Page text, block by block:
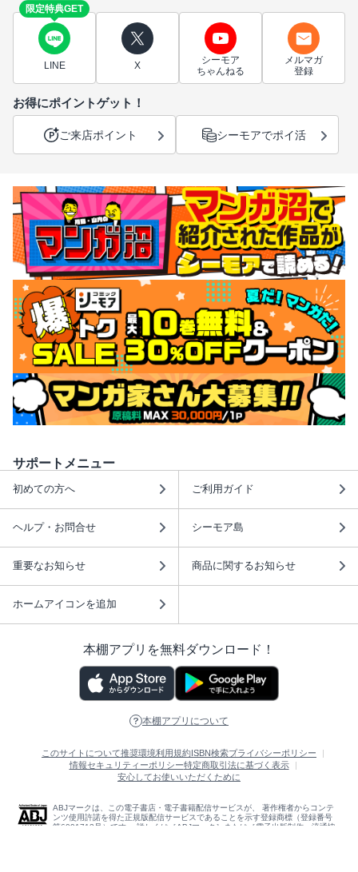
限定特典GET
LINE X
シーモア
ちゃんねる
メルマガ
登録
お得にポイントゲット！
ご来店ポイント シーモアでポイ活
サポートメニュー
初めての方へ ご利用ガイド
ヘルプ・お問合せ シーモア島
重要なお知らせ 商品に関するお知らせ
ホームアイコンを追加
本棚アプリを無料ダウンロード！
本棚アプリについて
このサイトについて推奨環境利用規約ISBN検索プライバシーポリシー
情報セキュリティーポリシー特定商取引法に基づく表示
安心してお使いいただくために
ABJマークは、この電子書店・電子書籍配信サービスが、 著作権者からコンテ
ンツ使用許諾を得た正規版配信サービスであることを示す登録商標（登録番号
第6091713号）です。 詳しくは［ABJマーク］または［電子出版制作・流通協